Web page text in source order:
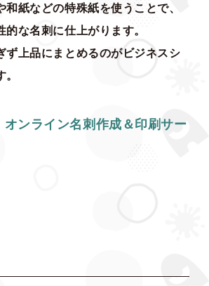
和紙などの特殊紙を使うことで、
な名刺に仕上がります。
ず上品にまとめるのがビジネスシ
オンライン名刺作成＆印刷サー